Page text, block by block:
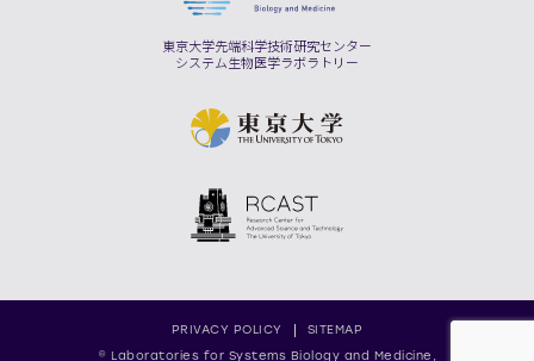
東京大学先端科学技術研究センター
システム生物医学ラボラトリー
PRIVACY POLICY
SITEMAP
© Laboratories for Systems Biology and Medicine,